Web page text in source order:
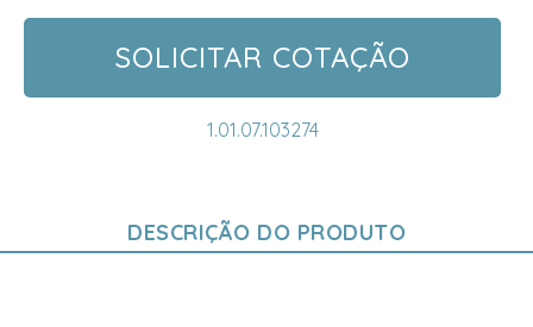
SOLICITAR COTAÇÃO
1.01.07.103274
DESCRIÇÃO DO PRODUTO